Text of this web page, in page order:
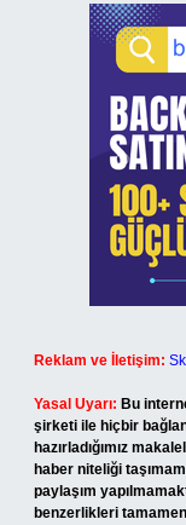
Reklam ve İletişim:
Yasal Uyarı: Bu
şirketi ile hiçbir
hazırladığımız
haber niteliği
paylaşım
benzerlikleri